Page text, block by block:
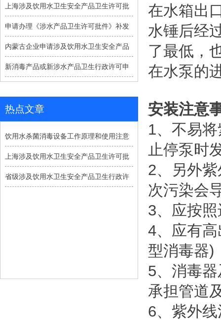
上海涉及饮用水卫生安全产品卫生许可批
申请办理《涉水产品卫生许可批件》补发
内蒙古企业申请涉及饮用水卫生安全产品
新消毒产品或新涉水产品卫生行政许可申
热点文章
饮用水杀菌消毒设备工作原理和使用注意
上海涉及饮用水卫生安全产品卫生许可批
省级涉及饮用水卫生安全产品卫生行政许
在水箱出
水锤后经
了最低，
在水泵的
安装注意
1、不易
止停泵时
2、另外
次污染会
3、应按
4、应有
型消毒器)
5、消毒
承担管道
6、紫外